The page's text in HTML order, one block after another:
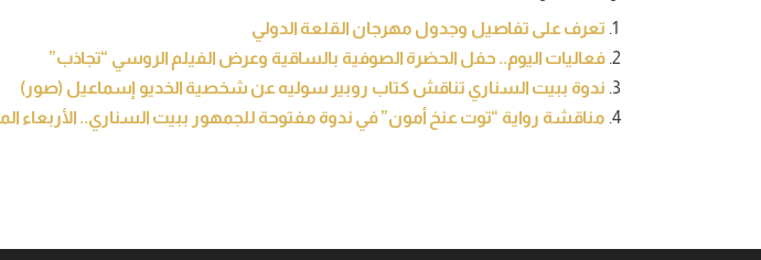
تعرف على تفاصيل وجدول مهرجان القلعة الدولي
فعاليات اليوم.. حفل الحضرة الصوفية بالساقية وعرض الفيلم الروسي “تجاذب”
ندوة ببيت السناري تناقش كتاب روبير سوليه عن شخصية الخديو إسماعيل (صور)
مناقشة رواية “توت عنخ أمون” في ندوة مفتوحة للجمهور ببيت السناري.. الأربعاء